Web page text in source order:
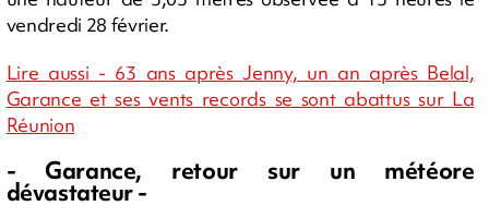
vendredi 28 février.
Lire aussi - 63 ans après Jenny, un an après Belal,
Garance et ses vents records se sont abattus sur La
Réunion
- Garance, retour sur un météore
dévastateur -